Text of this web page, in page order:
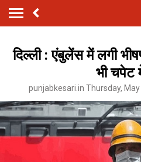
दिल्ली : एंबुलेंस में लगी
भी चपेट
punjabkesari.in Thursday,